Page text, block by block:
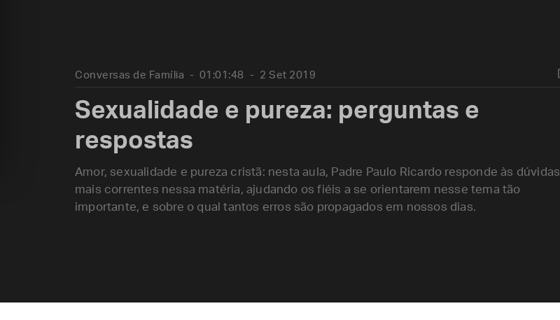
Conversas de Família 01:01:48 2 Set 2019
Sexualidade e pureza: perguntas e
respostas
Amor, sexualidade e pureza cristã: nesta aula, Padre Paulo Ricardo responde às dúvidas
mais correntes nessa matéria, ajudando os fiéis a se orientarem nesse tema tão
importante, e sobre o qual tantos erros são propagados em nossos dias.